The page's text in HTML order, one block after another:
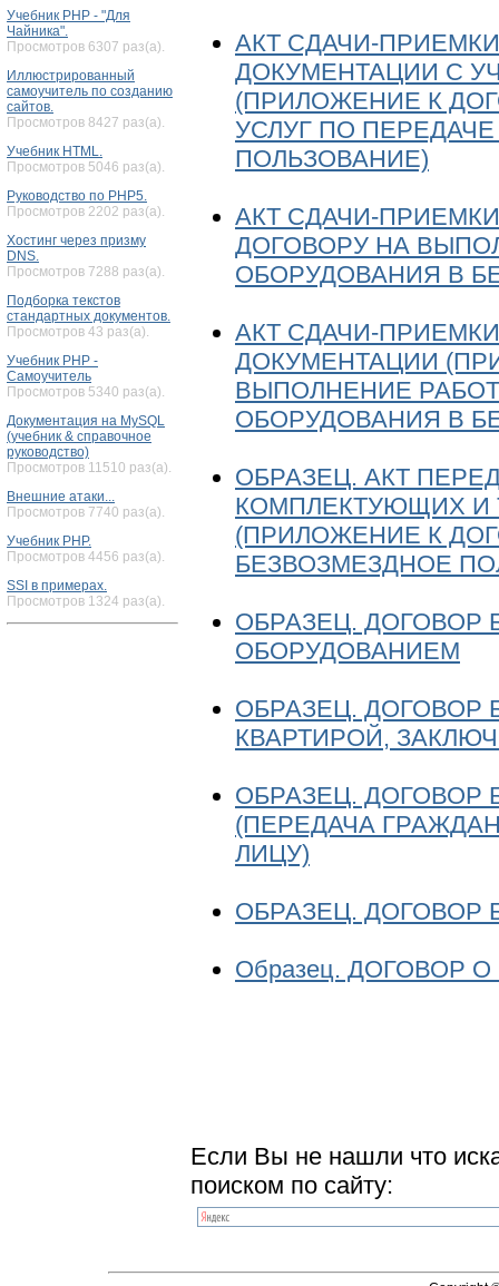
Учебник PHP - "Для
Чайника".
Просмотров 6307 раз(а).
Иллюстрированный
самоучитель по созданию
сайтов.
Просмотров 8427 раз(а).
Учебник HTML.
Просмотров 5046 раз(а).
Руководство по PHP5.
Просмотров 2202 раз(а).
Хостинг через призму
DNS.
Просмотров 7288 раз(а).
Подборка текстов
стандартных документов.
Просмотров 43 раз(а).
Учебник PHP -
Самоучитель
Просмотров 5340 раз(а).
Документация на MySQL
(учебник & справочное
руководство)
Просмотров 11510 раз(а).
Внешние атаки...
Просмотров 7740 раз(а).
Учебник PHP.
Просмотров 4456 раз(а).
SSI в примерах.
Просмотров 1324 раз(а).
АКТ СДАЧИ-
ДОКУМЕНТАЦИИ С
(ПРИЛОЖЕНИЕ К
УСЛУГ ПО
ПОЛЬЗОВАНИЕ)
АКТ СДАЧИ-
ДОГОВОРУ НА
ОБОРУДОВАНИЯ В
АКТ СДАЧИ-
ДОКУМЕНТАЦИИ
ВЫПОЛНЕНИЕ
ОБОРУДОВАНИЯ В
ОБРАЗЕЦ. АКТ
КОМПЛЕКТУЮЩИХ И
(ПРИЛОЖЕНИЕ К
БЕЗВОЗМЕЗДНОЕ
ОБРАЗЕЦ. ДОГОВОР
ОБОРУДОВАНИЕМ
ОБРАЗЕЦ. ДОГОВОР
КВАРТИРОЙ,
ОБРАЗЕЦ. ДОГОВОР
(ПЕРЕДАЧА
ЛИЦУ)
ОБРАЗЕЦ. ДОГОВОР
Образец. ДОГОВОР
Если Вы не нашли что
поиском по сайту: